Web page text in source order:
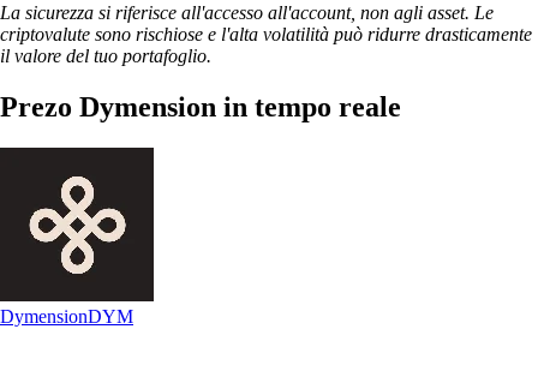
La sicurezza si riferisce all'accesso all'account, non agli asset. Le
criptovalute sono rischiose e l'alta volatilità può ridurre drasticamente
il valore del tuo portafoglio.
Prezo Dymension in tempo reale
DymensionDYM